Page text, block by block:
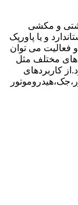
و مکشی
و یا پاورپک
فعالیت می توان
مختلف مثل
کاربردهای